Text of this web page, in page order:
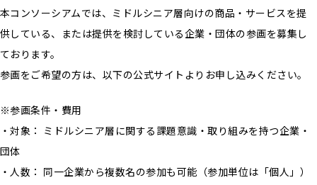
本コンソーシアムでは、ミドルシニア層向けの商品・サービスを提
供している、または提供を検討している企業・団体の参画を募集し
ております。
参画をご希望の方は、以下の公式サイトよりお申し込みください。
※参画条件・費用
・対象： ミドルシニア層に関する課題意識・取り組みを持つ企業・
団体
・人数： 同一企業から複数名の参加も可能（参加単位は「個人」）